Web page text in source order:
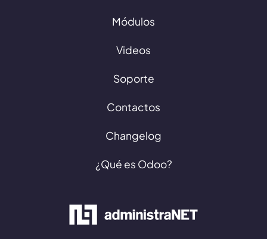
Módulos
Videos
Soporte
Contactos
Changelog
¿Qué es Odoo?